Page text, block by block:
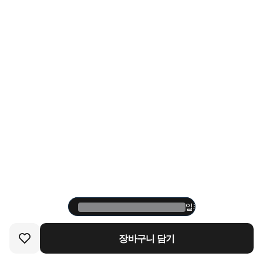
일주일 내에 487명이
장바구니 담기
일주일 내에 487명이
장바구니 담기